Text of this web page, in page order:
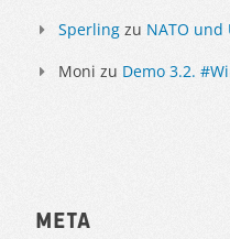
Sperling zu NATO und
Moni zu Demo 3.2.
Meta